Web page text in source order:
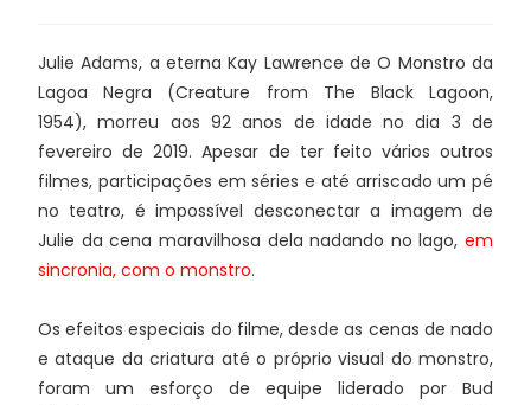
Julie Adams, a eterna Kay Lawrence de O Monstro da
Lagoa Negra (Creature from The Black Lagoon,
1954), morreu aos 92 anos de idade no dia 3 de
fevereiro de 2019. Apesar de ter feito vários outros
filmes, participações em séries e até arriscado um pé
no teatro, é impossível desconectar a imagem de
Julie da cena maravilhosa dela nadando no lago, em
sincronia, com o monstro.
Os efeitos especiais do filme, desde as cenas de nado
e ataque da criatura até o próprio visual do monstro,
foram um esforço de equipe liderado por Bud